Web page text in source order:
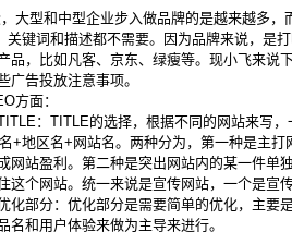
大型和中型企业步入做品牌的是越来越多，
关键词和描述都不需要。因为品牌来说，是
品，比如凡客、京东、绿瘦等。现小飞来说
广告投放注意事项。
面：
：TITLE的选择，根据不同的网站来写，
+地区名+网站名。两种分为，第一种是主
网站盈利。第二种是突出网站内的某一件单
这个网站。统一来说是宣传网站，一个是宣
部分：优化部分是需要简单的优化，主要
名和用户体验来做为主导来进行。